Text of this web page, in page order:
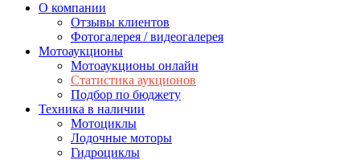
О компании
Отзывы клиентов
Фотогалерея / видеогалерея
Мотоаукционы
Мотоаукционы онлайн
Статистика аукционов
Подбор по бюджету
Техника в наличии
Мотоциклы
Лодочные моторы
Гидроциклы